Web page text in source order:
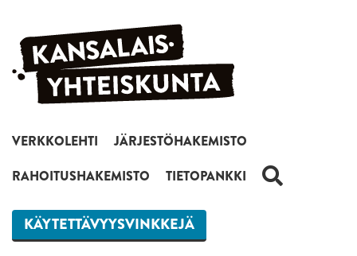
Siirry sisältöön
VERKKOLEHTI
JÄRJESTÖHAKEMISTO
RAHOITUSHAKEMISTO
TIETOPANKKI HAKU
KÄYTETTÄVYYSVINKKEJÄ